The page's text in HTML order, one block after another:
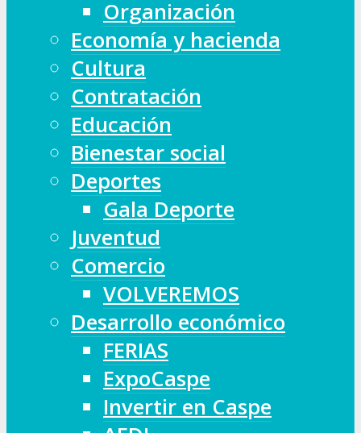
Organización
Economía y hacienda
Cultura
Contratación
Educación
Bienestar social
Deportes
Gala Deporte
Juventud
Comercio
VOLVEREMOS
Desarrollo económico
FERIAS
ExpoCaspe
Invertir en Caspe